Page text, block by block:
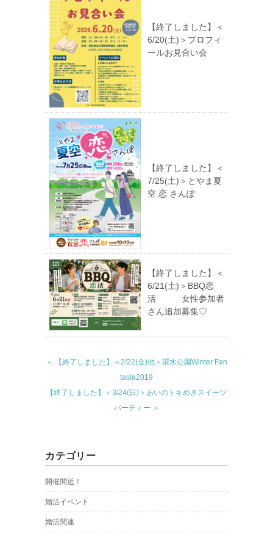
【終了しました】＜
6/20(土)＞プロフィ
ールお見合い会
【終了しました】＜
7/25(土)＞とやま夏
空 恋 さんぽ
【終了しました】＜
6/21(土)＞BBQ恋
活 女性参加者
さん追加募集♡
＜ 【終了しました】＜2/22(金)他＞環水公園Winter Fan
tasia2019
【終了しました】＜3/24(日)＞あいのトキめきスイーツ
パーティー ＞
カテゴリー
開催間近！
婚活イベント
婚活関連